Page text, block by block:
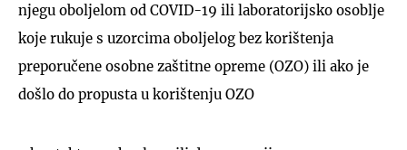
njegu oboljelom od COVID-19 ili laboratorijsko osoblje
koje rukuje s uzorcima oboljelog bez korištenja
preporučene osobne zaštitne opreme (OZO) ili ako je
došlo do propusta u korištenju OZO